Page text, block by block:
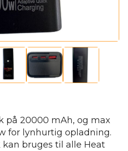
på 20000 mAh, og max
for lynhurtig opladning.
bruges til alle Heat